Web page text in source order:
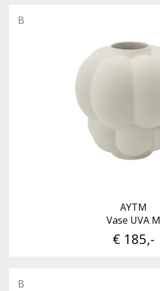
B
AYTM
Vase UVA M
€ 185,-
B